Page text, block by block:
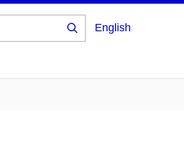
English